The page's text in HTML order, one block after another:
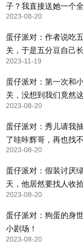
子？我直接送她一个
2023-08-20
蛋仔派对：作者说吃
关，于是五分豆自己
2023-11-19
蛋仔派对：第一次和
关，没想到我们竟然
2023-08-20
蛋仔派对：秀儿请我
了哇咔辉哥，再也找
2023-08-20
蛋仔派对：假装讨厌
天，他居然要找人收拾
2023-08-20
蛋仔派对：狗蛋的身
小剧场！
2023-08-20